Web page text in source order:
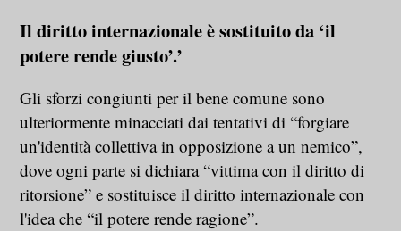
Il diritto internazionale è sostituito da ‘il
potere rende giusto’.’
Gli sforzi congiunti per il bene comune sono
ulteriormente minacciati dai tentativi di “forgiare
un'identità collettiva in opposizione a un nemico”,
dove ogni parte si dichiara “vittima con il diritto di
ritorsione” e sostituisce il diritto internazionale con
l'idea che “il potere rende ragione”.